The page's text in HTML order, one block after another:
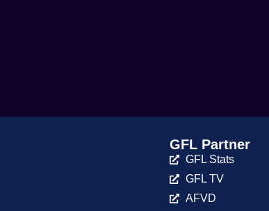
GFL Partner
GFL Stats
GFL TV
AFVD